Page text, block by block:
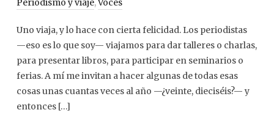
Periodismo y viaje,Voces
Uno viaja, y lo hace con cierta felicidad. Los periodistas
—eso es lo que soy— viajamos para dar talleres o charlas,
para presentar libros, para participar en seminarios o
ferias. A mí me invitan a hacer algunas de todas esas
cosas unas cuantas veces al año —¿veinte, dieciséis?— y
entonces […]